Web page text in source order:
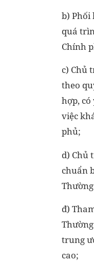
b) Phối
quá
Chính
c) Chủ
theo
hợp,
việc
phủ;
d) Chủ
chuẩn
đ)
trung
cao;